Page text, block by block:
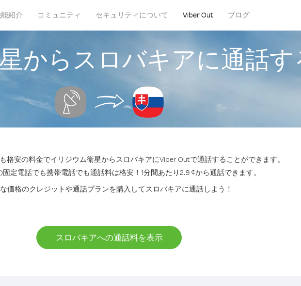
紹介 コミュニティ セキュリティについて Viber Out ブログ
からスロバキアに通話す
格安の料金でイリジウム衛星からスロバキアにViber Outで通話することができます。
固定電話でも携帯電話でも通話料は格安！1分間あたり2.9 ¢から通話できます。
価格のクレジットや通話プランを購入してスロバキアに通話しよう！
スロバキアへの通話料を表示